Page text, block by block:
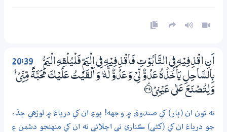
20:39
اَنِ اقْذِفِيْهِ فِي التَّابُوْتِ فَاقْذِفِيْهِ فِي الْيَمِّ فَلْيُلْقِهِ الْيَمُّ
بِالسَّاحِلِ يَاْخُذْهُ عَدُوٌّ لِّيْ وَعَدُوٌّ لَّهٗ ۭ وَاَلْقَيْتُ عَلَيْكَ مَحَبَّةً مِّنِّيْ ڬ
وَلِتُصْنَعَ عَلٰي عَيْنِيْ ؀ۘ39
ته تون ان (ٻار) کي صندوق ۾ وجهه! پوءِ ان کي درياءَ ۾ لوڙهي ڇڏ،
جو درياءَ ان کي (کڻي) ڪناري تي اڇلائي ته ان کي منهنجو دشمن ۽